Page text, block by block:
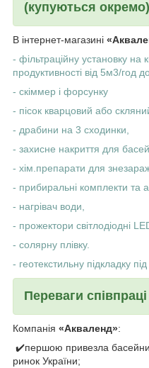
(купуються окремо)
В інтернет-магазині
- фільтраційну установку на
продуктивності від 5м3/год
- скіммер і форсунку
- пісок кварцовий або
- драбини на 3 сходинки,
- захисне накриття для
- хім.препарати для
- прибиральні комплекти та
- нагрівач води,
- прожектори світлодіодні
- солярну плівку.
- геотекстильну підкладку
Переваги
Компанія «Акваленд»:
✔️першою привезла
ринок України;